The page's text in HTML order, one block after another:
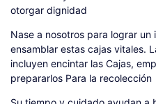
otorgar dignidad
Nase a nosotros para lograr
ensamblar estas cajas vitales.
incluyen encintar las Cajas,
prepararlos Para la recolección